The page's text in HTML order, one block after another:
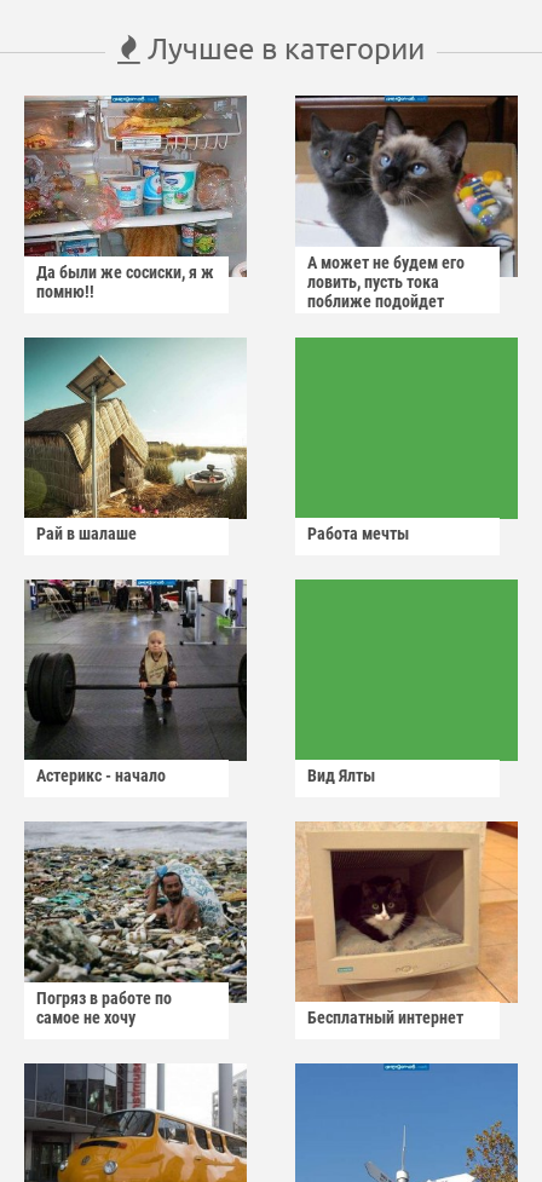
Лучшее в категории
Да были же сосиски, я ж
помню!!
А может не будем его
ловить, пусть тока
поближе подойдет
Рай в шалаше Работа мечты
Астерикс - начало Вид Ялты
Погряз в работе по
самое не хочу
Бесплатный интернет